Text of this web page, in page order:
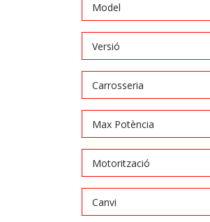
Model
Versió
Carrosseria
Max Potència
Motorització
Canvi